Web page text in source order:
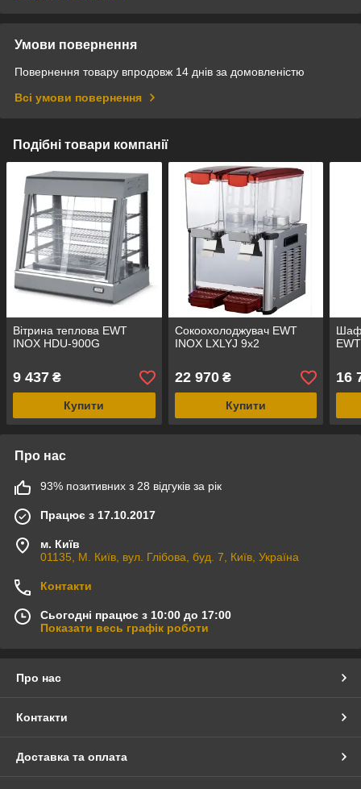
Умови повернення
Повернення товару впродовж 14 днів за домовленістю
Всі умови повернення
Подібні товари компанії
Вітрина теплова EWT
INOX HDU-900G
9 437 ₴
Купити
Сокоохолоджувач EWT
INOX LXLYJ 9x2
22 970₴
Купити
16
Про нас
93% позитивних з 28 відгуків за рік
Працює з 17.10.2017
м. Київ
01135, М. Київ, вул. Глібова, буд. 7, Київ, Україна
Контакти
Сьогодні працює з 10:00 до 17:00
Показати весь графік роботи
Про нас
Контакти
Доставка та оплата